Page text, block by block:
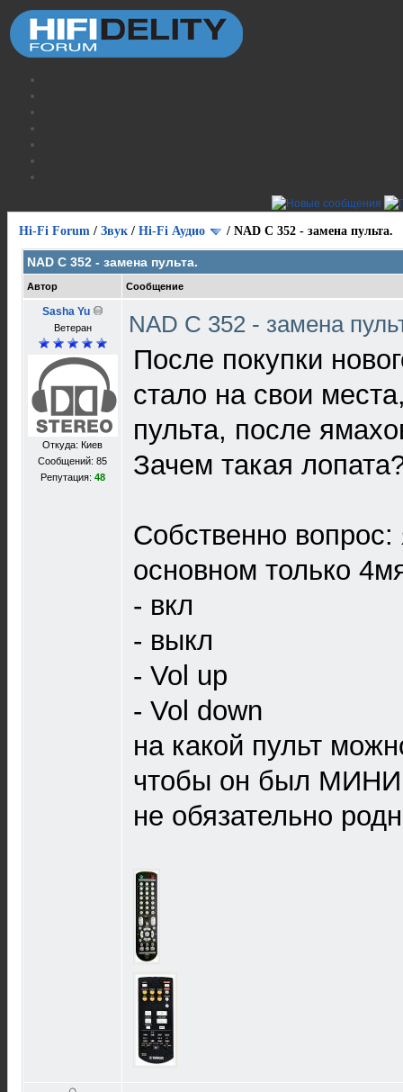
Hi-Fi Forum / Звук / Hi-Fi Аудио / NAD C 352 - замена пульта.
NAD C 352 - замена пульта.
Автор Сообщение
Sasha Yu
Ветеран
Откуда: Киев
Сообщений: 85
Репутация: 48
NAD C 352 - замена
После покупки
стало на свои
пульта, после
Зачем такая
Собственно
основном только
- вкл
- выкл
- Vol up
- Vol down
на какой пульт
чтобы он был
не обязательно